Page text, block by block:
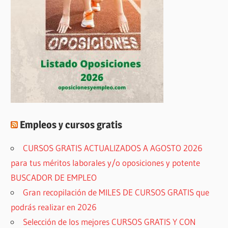
Empleos y cursos gratis
CURSOS GRATIS ACTUALIZADOS A AGOSTO 2026
para tus méritos laborales y/o oposiciones y potente
BUSCADOR DE EMPLEO
Gran recopilación de MILES DE CURSOS GRATIS que
podrás realizar en 2026
Selección de los mejores CURSOS GRATIS Y CON